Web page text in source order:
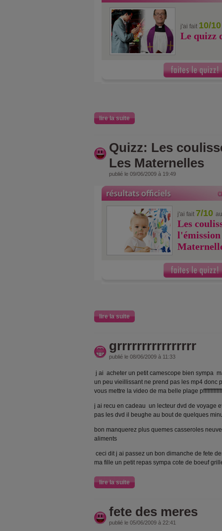
j'ai fait 10/10
Le quizz
lire la suite
Quizz: Les
Les Maternelles
publié le 09/06/2009 à 19:49
j'ai fait 7/10
Les
l'émission
lire la suite
grrrrrrrrrrrrrrrr
publié le 08/06/2009 à 11:33
j ai acheter un petit camescope bien sympa
un peu vieillissant ne prend pas les mp4 donc
vous mettre la video de ma belle plage
j ai recu en cadeau un lecteur dvd de voyage
pas les dvd il beughe au bout de quelques
bon manquerez plus quemes casseroles
aliments
ceci dit j ai passez un bon dimanche de fete
ma fille un petit repas sympa cote de boeuf
lire la suite
fete des meres
publié le 05/06/2009 à 22:41